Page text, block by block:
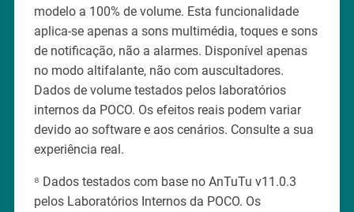
modelo a 100% de volume. Esta funcionalidade
aplica-se apenas a sons multimédia, toques e sons
de notificação, não a alarmes. Disponível apenas
no modo altifalante, não com auscultadores.
Dados de volume testados pelos laboratórios
internos da POCO. Os efeitos reais podem variar
devido ao software e aos cenários. Consulte a sua
experiência real.
⁸ Dados testados com base no AnTuTu v11.0.3
pelos Laboratórios Internos da POCO. Os